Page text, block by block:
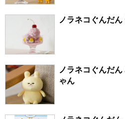
ノラネコぐんだ
ゃん